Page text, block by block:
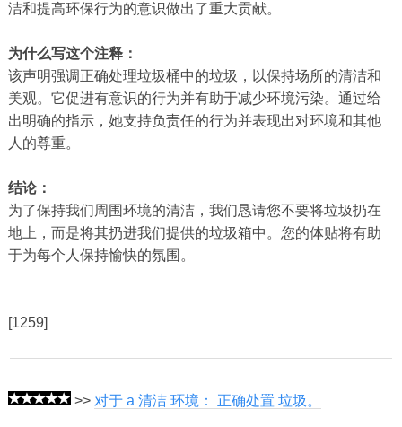
洁和提高环保行为的意识做出了重大贡献。
为什么写这个注释：
该声明强调正确处理垃圾桶中的垃圾，以保持场所的清洁和
美观。它促进有意识的行为并有助于减少环境污染。通过给
出明确的指示，她支持负责任的行为并表现出对环境和其他
人的尊重。
结论：
为了保持我们周围环境的清洁，我们恳请您不要将垃圾扔在
地上，而是将其扔进我们提供的垃圾箱中。您的体贴将有助
于为每个人保持愉快的氛围。
[1259]
>> 对于 a 清洁 环境： 正确处置 垃圾。